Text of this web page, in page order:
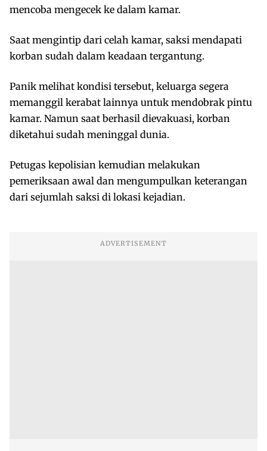
mencoba mengecek ke dalam kamar.
Saat mengintip dari celah kamar, saksi mendapati
korban sudah dalam keadaan tergantung.
Panik melihat kondisi tersebut, keluarga segera
memanggil kerabat lainnya untuk mendobrak pintu
kamar. Namun saat berhasil dievakuasi, korban
diketahui sudah meninggal dunia.
Petugas kepolisian kemudian melakukan
pemeriksaan awal dan mengumpulkan keterangan
dari sejumlah saksi di lokasi kejadian.